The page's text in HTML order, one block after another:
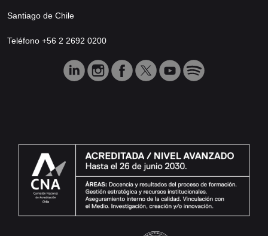
Santiago de Chile
Teléfono +56 2 2692 0200